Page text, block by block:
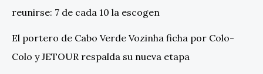
reunirse: 7 de cada 10 la escogen
El portero de Cabo Verde Vozinha ficha por Colo-
Colo y JETOUR respalda su nueva etapa